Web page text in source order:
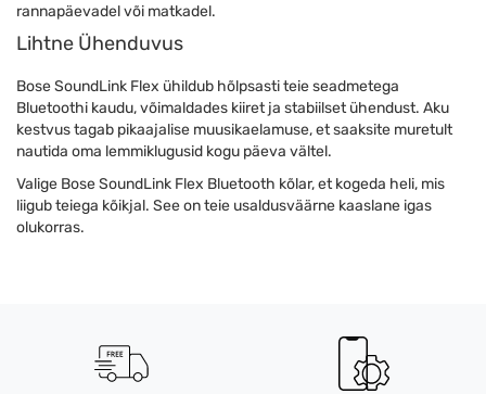
rannapäevadel või matkadel.
Lihtne Ühenduvus
Bose SoundLink Flex ühildub hõlpsasti teie seadmetega
Bluetoothi kaudu, võimaldades kiiret ja stabiilset ühendust. Aku
kestvus tagab pikaajalise muusikaelamuse, et saaksite muretult
nautida oma lemmiklugusid kogu päeva vältel.
Valige Bose SoundLink Flex Bluetooth kõlar, et kogeda heli, mis
liigub teiega kõikjal. See on teie usaldusväärne kaaslane igas
olukorras.